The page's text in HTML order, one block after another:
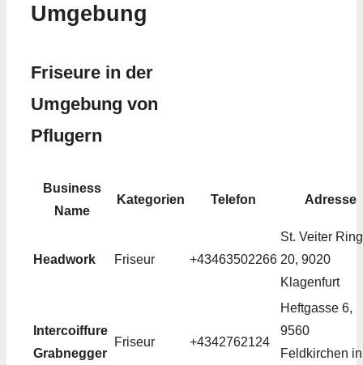
Umgebung
Friseure in der
Umgebung von
Pflugern
Business
Name
Kategorien Telefon Adresse
Headwork Friseur +43463502266
St. Veiter Ring
20, 9020
Klagenfurt
Intercoiffure
Grabnegger
Friseur +4342762124
Heftgasse 6,
9560
Feldkirchen in